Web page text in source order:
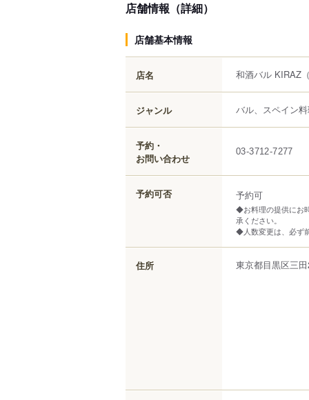
店舗情報（詳細）
店舗基本情報
店名 和酒バル KIRAZ
ジャンル バル、スペイン
予約・
お問い合わせ
03-3712-7277
予約可否 予約可
◆お料理の提供にお
承ください。
◆人数変更は、必ず
住所 東京都目黒区三田